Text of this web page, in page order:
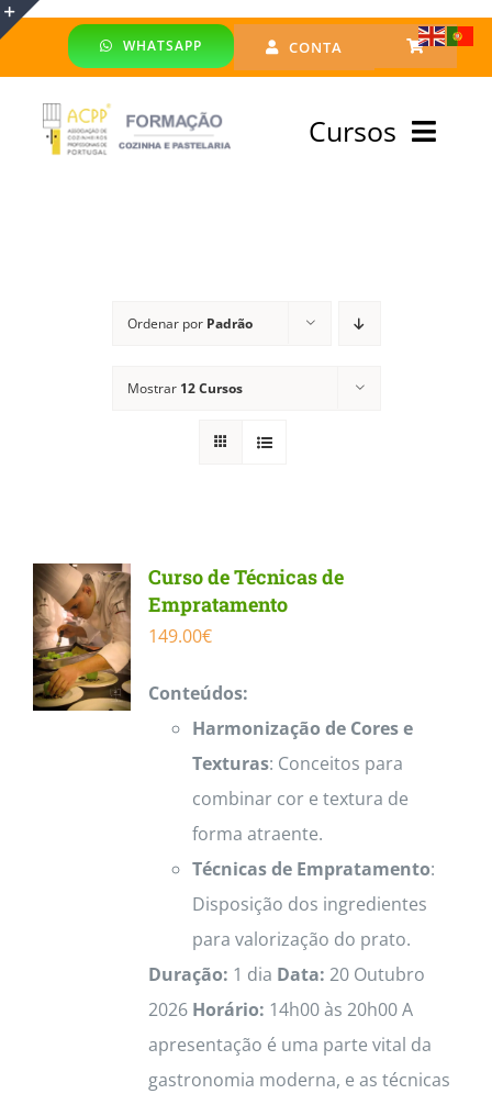
Skip
WHATSAPP CONTA
Cursos
Financiado
Ordenar por Padrão
Mostrar 12 Cursos
Curso de Técnicas de
Empratamento
149.00€
Conteúdos:
Harmonização de Cores e
Texturas: Conceitos para
combinar cor e textura de
forma atraente.
Técnicas de Empratamento:
Disposição dos ingredientes
para valorização do prato.
Duração: 1 dia Data: 20 Outubro
2026 Horário: 14h00 às 20h00 A
apresentação é uma parte vital da
gastronomia moderna, e as técnicas